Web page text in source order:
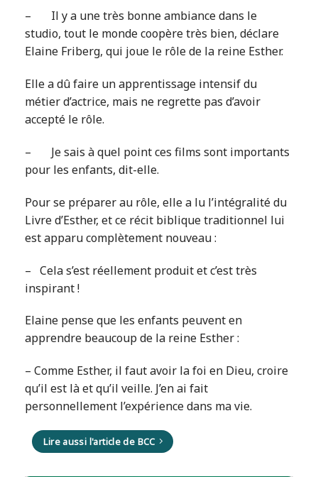
– Il y a une très bonne ambiance dans le
studio, tout le monde coopère très bien, déclare
Elaine Friberg, qui joue le rôle de la reine Esther.
Elle a dû faire un apprentissage intensif du
métier d’actrice, mais ne regrette pas d’avoir
accepté le rôle.
– Je sais à quel point ces films sont importants
pour les enfants, dit-elle.
Pour se préparer au rôle, elle a lu l’intégralité du
Livre d’Esther, et ce récit biblique traditionnel lui
est apparu complètement nouveau :
– Cela s’est réellement produit et c’est très
inspirant !
Elaine pense que les enfants peuvent en
apprendre beaucoup de la reine Esther :
– Comme Esther, il faut avoir la foi en Dieu, croire
qu’il est là et qu’il veille. J’en ai fait
personnellement l’expérience dans ma vie.
Lire aussi l'article de BCC